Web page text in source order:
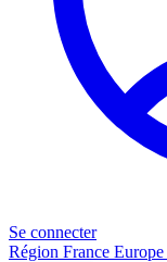
Se connecter
Région France Europe